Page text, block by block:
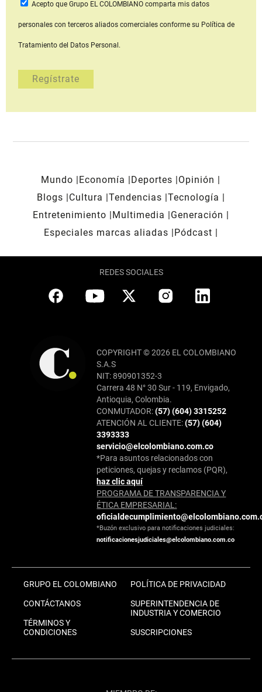
Acepto que Grupo EL COLOMBIANOcomparta mis datos
personales con terceros aliados comerciales conforme su Política de
Tratamiento del Datos Personal.
Mundo Economía Deportes
Opinión
Blogs
Cultura Tendencias Tecnología
Entretenimiento
Multimedia
Generación
Especiales marcas aliadas
Pódcast
REDES SOCIALES
COPYRIGHT © 2026 EL COLOMBIANO
S.A.S
NIT: 890901352-3
Carrera 48 N° 30 Sur - 119, Envigado,
Antioquia, Colombia.
CONMUTADOR:(57) (604) 3315252
ATENCIÓN AL CLIENTE:(57) (604)
3393333
servicio@elcolombiano.com.co
*Para asuntos relacionados con
peticiones, quejas y reclamos (PQR),
haz clic aquí
PROGRAMA DE TRANSPARENCIA Y
ÉTICA EMPRESARIAL:
*Buzón exclusivo para notificaciones judiciales:
notificacionesjudiciales@elcolombiano.com.co
GRUPO EL COLOMBIANO
CONTÁCTANOS
TÉRMINOS Y
CONDICIONES
POLÍTICA DE PRIVACIDAD
SUPERINTENDENCIA DE
INDUSTRIA Y COMERCIO
SUSCRIPCIONES